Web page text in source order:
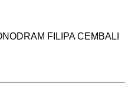
FILIPA CEMBALI